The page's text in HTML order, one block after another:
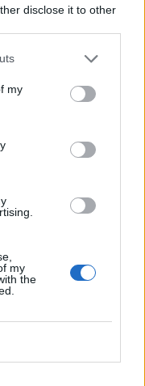
disclose it to other
my
my
the